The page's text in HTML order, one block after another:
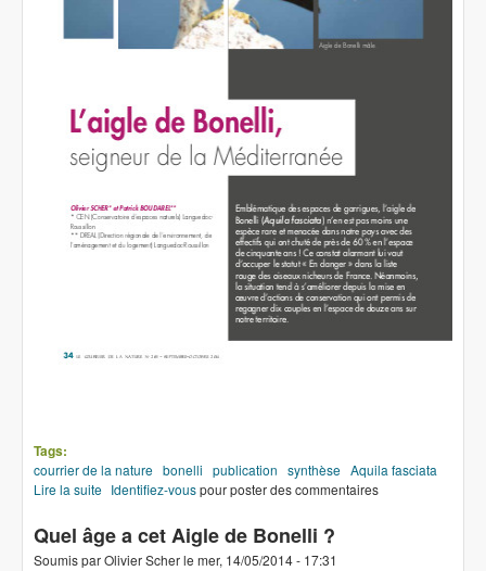
Tags:
courrier de la nature bonelli publication synthèse Aquila fasciata
Lire la suite de Dans la presse
Identifiez-vouspour poster des commentaires
Quel âge a cet Aigle de Bonelli ?
Soumis parOlivier Scherle mer, 14/05/2014 - 17:31